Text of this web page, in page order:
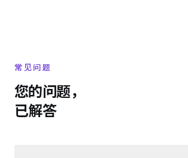
常见问题
您的问题，
已解答